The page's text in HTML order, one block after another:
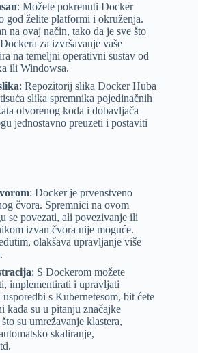
: Možete pokrenuti Docker
god želite platformi i okruženja.
na ovaj način, tako da je sve što
za izvršavanje vaše
na temeljni operativni sustav od
ili Windowsa.
: Repozitorij slika Docker Huba
slika spremnika pojedinačnih
otvorenog koda i dobavljača
jednostavno preuzeti i postaviti
: Docker je prvenstveno
čvora. Spremnici na ovom
se povezati, ali povezivanje ili
izvan čvora nije moguće.
olakšava upravljanje više
: S Dockerom možete
implementirati i upravljati
s Kubernetesom, bit ćete
kada su u pitanju značajke
su umrežavanje klastera,
skaliranje,